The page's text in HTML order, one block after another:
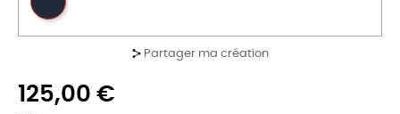
Partager ma création
125,00 €